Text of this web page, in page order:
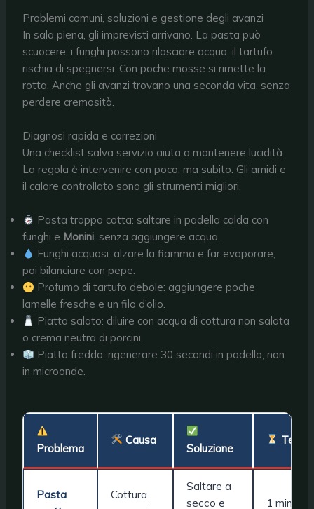
Problemi comuni, soluzioni e gestione degli avanzi
In sala piena, gli imprevisti arrivano. La pasta può
scuocere, i funghi possono rilasciare acqua, il tartufo
rischia di spegnersi. Con poche mosse si rimette la
rotta. Anche gli avanzi trovano una seconda vita, senza
perdere cremosità.
Diagnosi rapida e correzioni
Una checklist salva servizio aiuta a mantenere lucidità.
La regola è intervenire con poco, ma subito. Gli amidi e
il calore controllato sono gli strumenti migliori.
Pasta troppo cotta: saltare in padella calda con
funghi e Monini, senza aggiungere acqua.
Funghi acquosi: alzare la fiamma e far evaporare,
poi bilanciare con pepe.
Profumo di tartufo debole: aggiungere poche
lamelle fresche e un filo d’olio.
Piatto salato: diluire con acqua di cottura non salata
o crema neutra di porcini.
Piatto freddo: rigenerare 30 secondi in padella, non
in microonde.
Problema
Causa
Soluzione
Pasta
Cottura
Saltare a
secco e
1 min